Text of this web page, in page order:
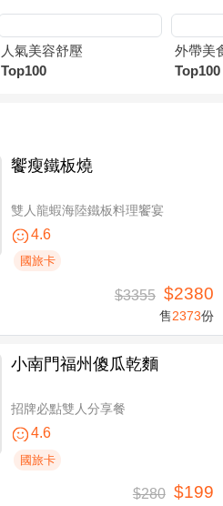
人氣美容舒壓
Top100
外帶美
Top100
饗瘦鐵板燒
雙人龍蝦海陸鐵板料理饗宴
4.6
國旅卡
$3355 $2380
售2373份
小南門福州傻瓜乾麵
招牌必點雙人分享餐
4.6
國旅卡
$280 $199